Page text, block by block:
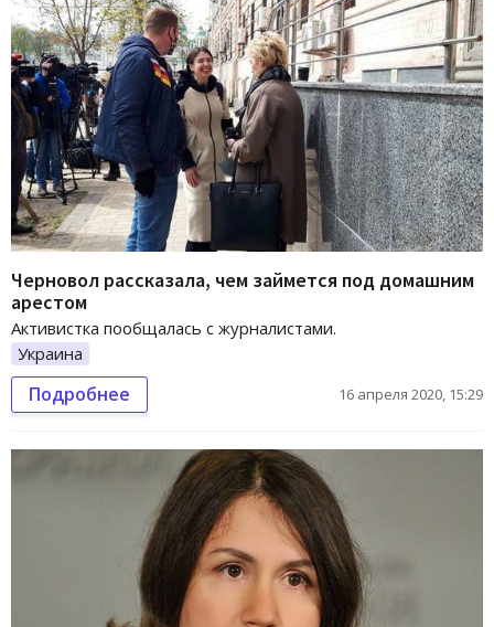
Черновол рассказала, чем займется под домашним
арестом
Активистка пообщалась с журналистами.
Украина
Подробнее 16 апреля 2020, 15:29